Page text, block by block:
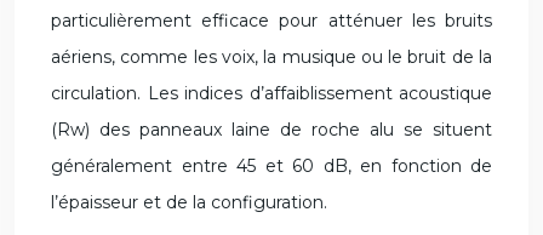
particulièrement efficace pour atténuer les bruits
aériens, comme les voix, la musique ou le bruit de la
circulation. Les indices d’affaiblissement acoustique
(Rw) des panneaux laine de roche alu se situent
généralement entre 45 et 60 dB, en fonction de
l’épaisseur et de la configuration.